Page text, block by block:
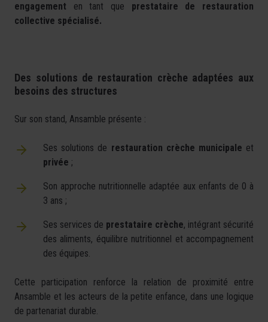
engagement en tant que prestataire de restauration
collective spécialisé.
Des solutions de restauration crèche adaptées aux
besoins des structures
Sur son stand, Ansamble présente :
Ses solutions de restauration crèche municipale et
privée ;
Son approche nutritionnelle adaptée aux enfants de 0 à
3 ans ;
Ses services de prestataire crèche, intégrant sécurité
des aliments, équilibre nutritionnel et accompagnement
des équipes.
Cette participation renforce la relation de proximité entre
Ansamble et les acteurs de la petite enfance, dans une logique
de partenariat durable.